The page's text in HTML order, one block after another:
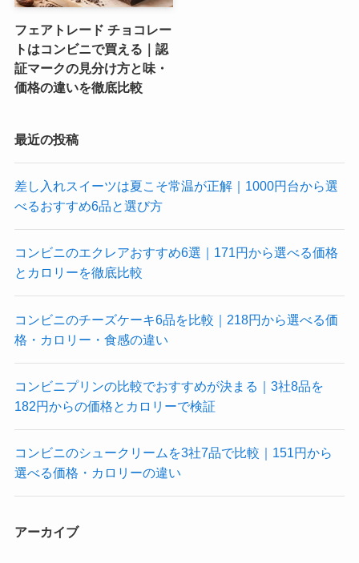
フェアトレード チョコレー
トはコンビニで買える｜認
証マークの見分け方と味・
価格の違いを徹底比較
最近の投稿
差し入れスイーツは夏こそ常温が正解｜1000円台から選
べるおすすめ6品と選び方
コンビニのエクレアおすすめ6選｜171円から選べる価格
とカロリーを徹底比較
コンビニのチーズケーキ6品を比較｜218円から選べる価
格・カロリー・食感の違い
コンビニプリンの比較でおすすめが決まる｜3社8品を
182円からの価格とカロリーで検証
コンビニのシュークリームを3社7品で比較｜151円から
選べる価格・カロリーの違い
アーカイブ